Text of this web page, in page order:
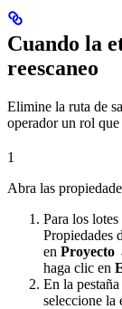
Cuando la
reescaneo
Elimine la ruta de
operador un rol
1
Abra las
Para los
Propiedades
en Proyecto
haga clic en
En la pestaña
seleccione la